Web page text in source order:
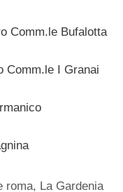
Comm.le Bufalotta
Comm.le I Granai
roma, La Gardenia